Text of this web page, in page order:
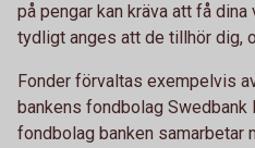
på pengar kan kräva att få
tydligt anges att de tillhör dig,
Fonder förvaltas exempelvis
bankens fondbolag Swedbank
fondbolag banken samarbetar